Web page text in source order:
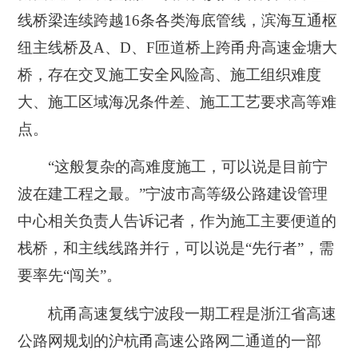
线桥梁连续跨越16条各类海底管线，滨海互通枢
纽主线桥及A、D、F匝道桥上跨甬舟高速金塘大
桥，存在交叉施工安全风险高、施工组织难度
大、施工区域海况条件差、施工工艺要求高等难
点。
“这般复杂的高难度施工，可以说是目前宁
波在建工程之最。”宁波市高等级公路建设管理
中心相关负责人告诉记者，作为施工主要便道的
栈桥，和主线线路并行，可以说是“先行者”，需
要率先“闯关”。
杭甬高速复线宁波段一期工程是浙江省高速
公路网规划的沪杭甬高速公路网二通道的一部